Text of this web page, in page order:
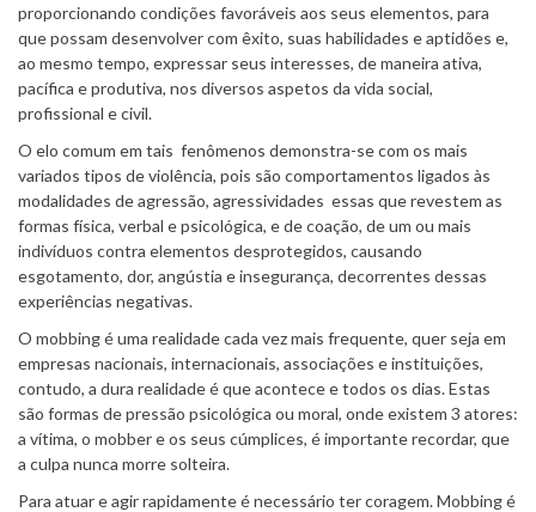
proporcionando condições favoráveis aos seus elementos, para
que possam desenvolver com êxito, suas habilidades e aptidões e,
ao mesmo tempo, expressar seus interesses, de maneira ativa,
pacífica e produtiva, nos diversos aspetos da vida social,
profissional e civil.
O elo comum em tais fenômenos demonstra-se com os mais
variados tipos de violência, pois são comportamentos ligados às
modalidades de agressão, agressividades essas que revestem as
formas física, verbal e psicológica, e de coação, de um ou mais
indivíduos contra elementos desprotegidos, causando
esgotamento, dor, angústia e insegurança, decorrentes dessas
experiências negativas.
O mobbing é uma realidade cada vez mais frequente, quer seja em
empresas nacionais, internacionais, associações e instituições,
contudo, a dura realidade é que acontece e todos os dias. Estas
são formas de pressão psicológica ou moral, onde existem 3 atores:
a vítima, o mobber e os seus cúmplices, é importante recordar, que
a culpa nunca morre solteira.
Para atuar e agir rapidamente é necessário ter coragem. Mobbing é